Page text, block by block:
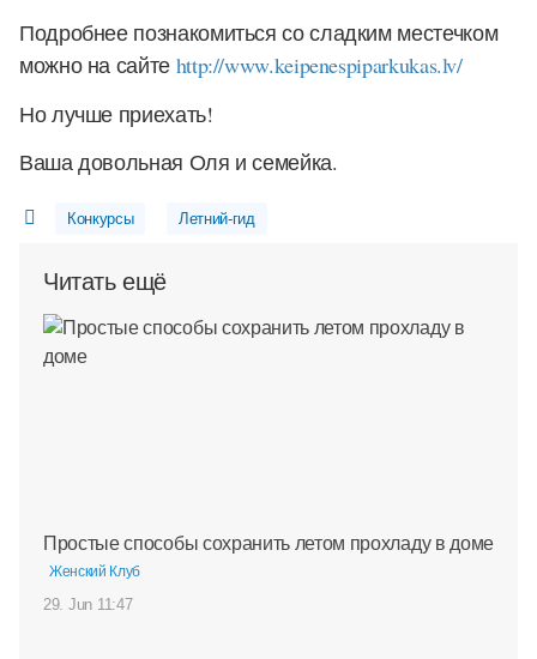
Подробнее познакомиться со сладким местечком
можно на сайте http://www.keipenespiparkukas.lv/
Но лучше приехать!
Ваша довольная Оля и семейка.
Конкурсы Летний-гид
Читать ещё
Простые способы сохранить летом прохладу в доме
Женский Клуб
29. Jun 11:47